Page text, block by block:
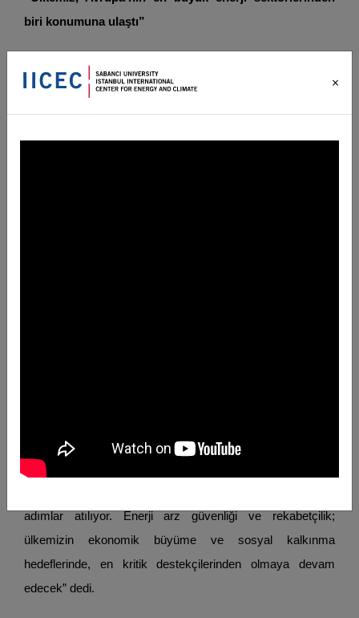
biri konumuna ulaştı”
Güler Sabancıkonuşmasında, ekonomik ve sosyal
Son dönemde enerjide kamu ve özel sektör tarafından;
enerji güvenliğinin güçlendirilmesi, enerjide bağımsızlığın
adımlar atılıyor. Enerji arz güvenliği ve rekabetçilik;
ülkemizin ekonomik büyüme ve sosyal kalkınma
hedeflerinde, en kritik destekçilerinden olmaya devam
edecek” dedi.
×